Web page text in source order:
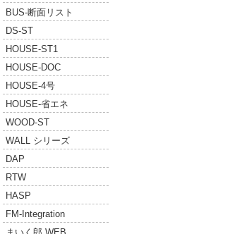
BUS-断面リスト
DS-ST
HOUSE-ST1
HOUSE-DOC
HOUSE-4号
HOUSE-省エネ
WOOD-ST
WALL シリーズ
DAP
RTW
HASP
FM-Integration